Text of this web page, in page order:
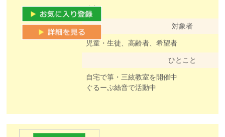
東部
対象者
児童・生徒、高齢者、希望者
ひとこと
自宅で箏・三絃教室を開催中
ぐるーぷ絲音で活動中